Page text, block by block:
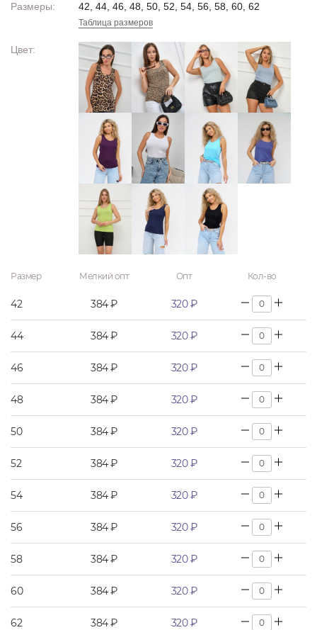
Размеры:
42, 44, 46, 48, 50, 52, 54, 56, 58, 60, 62
Таблица размеров
Цвет:
Размер Мелкий опт Опт Кол-во
42 384 ₽ 320 ₽
44 384 ₽ 320 ₽
46 384 ₽ 320 ₽
48 384 ₽ 320 ₽
50 384 ₽ 320 ₽
52 384 ₽ 320 ₽
54 384 ₽ 320 ₽
56 384 ₽ 320 ₽
58 384 ₽ 320 ₽
60 384 ₽ 320 ₽
62 384 ₽ 320 ₽